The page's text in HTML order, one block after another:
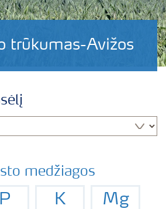
trūkumas-Avižos
medžiagos
P K Mg